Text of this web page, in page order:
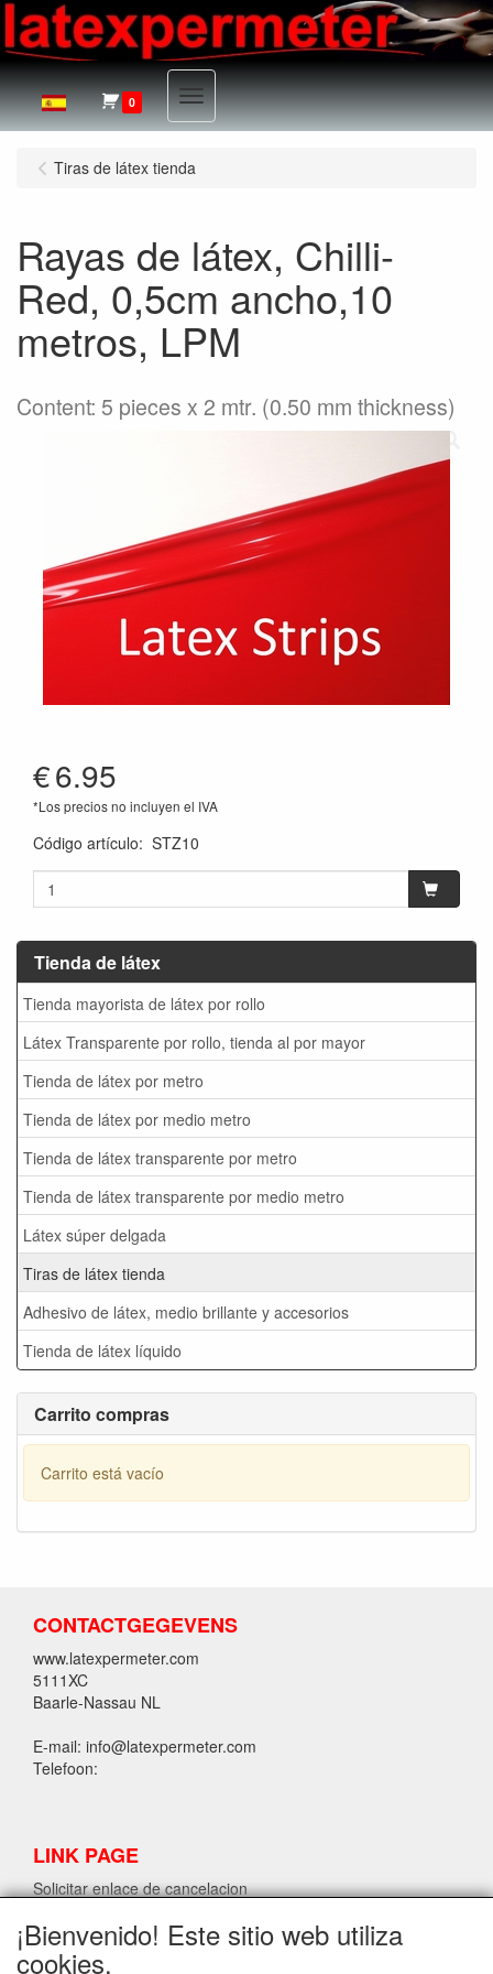
0 Menu
Tienda de látex
Tienda mayorista de látex por rollo
Látex Transparente por rollo, tienda al por mayor
Tienda de látex por metro
Tienda de látex por medio metro
Tienda de látex transparente por metro
Tienda de látex transparente por medio metro
Látex súper delgada
Tiras de látex tienda
Adhesivo de látex, medio brillante y accesorios
Tienda de látex líquido
Carrito compras
Carrito está vacío
Tiras de látex tienda
Rayas de látex, Chilli-
Red, 0,5cm ancho,10
metros, LPM
Content: 5 pieces x 2 mtr. (0.50 mm thickness)
€6.95
*Los precios no incluyen el IVA
Código artículo: STZ10
CONTACTGEGEVENS
www.latexpermeter.com
5111XC
Baarle-Nassau NL
E-mail: info@latexpermeter.com
Telefoon:
LINK PAGE
Solicitar enlace de cancelacion
INFORMACIÓN DE LÁTEX LPM
¡Bienvenido! Este sitio web utiliza
cookies.